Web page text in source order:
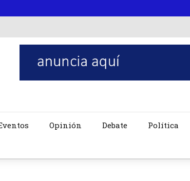
Opinión Debate Política